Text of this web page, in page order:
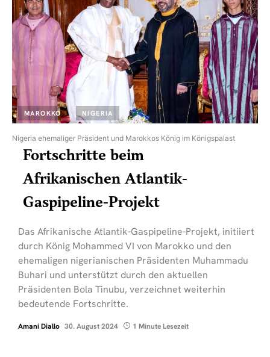
Nigeria ehemaliger Präsident und Marokkos König im Königspalast
MAROKKO NIGERIA
Fortschritte beim
Afrikanischen Atlantik-
Gaspipeline-Projekt
Das Afrikanische Atlantik-Gaspipeline-Projekt, initiiert
durch König Mohammed VI von Marokko und den
ehemaligen nigerianischen Präsidenten Muhammadu
Buhari und unterstützt durch den aktuellen
Präsidenten Bola Tinubu, verzeichnet weiterhin
bedeutende Fortschritte.
Amani Diallo 30. August 2024 1 Minute Lesezeit